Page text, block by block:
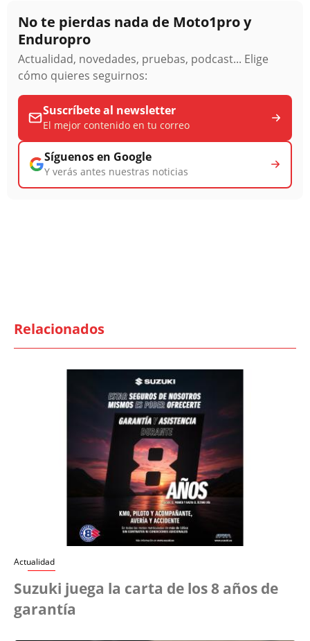
No te pierdas nada de Moto1pro y
Enduropro
Actualidad, novedades, pruebas, podcast... Elige
cómo quieres seguirnos:
Suscríbete al newsletter
El mejor contenido en tu correo
Síguenos en Google
Y verás antes nuestras noticias
Relacionados
Actualidad
Suzuki juega la carta de los 8 años de
garantía